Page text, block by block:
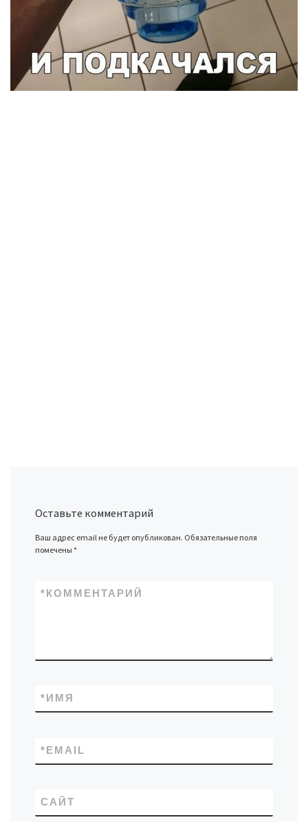
Оставьте комментарий
Ваш адрес email не будет опубликован. Обязательные поля
помечены*
КОММЕНТАРИЙ
*
ИМЯ
*
EMAIL
*
САЙТ